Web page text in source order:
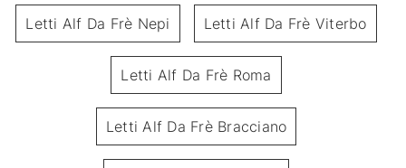
Letti Alf Da Frè Nepi Letti Alf Da Frè Viterbo
Letti Alf Da Frè Roma
Letti Alf Da Frè Bracciano